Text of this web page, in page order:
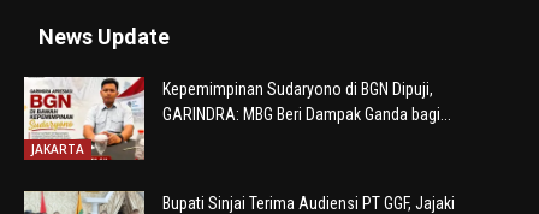
News Update
JAKARTA
Kepemimpinan Sudaryono di BGN Dipuji,
GARINDRA: MBG Beri Dampak Ganda bagi...
Bupati Sinjai Terima Audiensi PT GGF, Jajaki